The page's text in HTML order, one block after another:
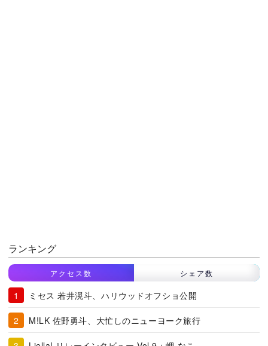
ランキング
アクセス数 シェア数
ミセス 若井滉斗、ハリウッドオフショ公開
M!LK 佐野勇斗、大忙しのニューヨーク旅行